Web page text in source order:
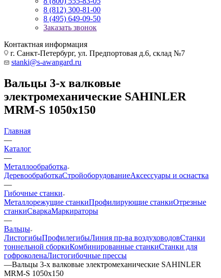
8 (812) 300-81-00
8 (495) 649-09-50
Заказать звонок
Контактная информация
г. Санкт-Петербург, ул. Предпортовая д.6, склад №7
stanki@s-awangard.ru
Вальцы 3-х валковые
электромеханические SAHINLER
MRM-S 1050x150
Главная
—
Каталог
—
Металлообработка
ДеревообработкаСтройоборудованиеАксeccyapы и оснастка
—
Гибочные станки
Металлорежущие станкиПрофилирующие станкиОтрезные
станкиСваркаМаркираторы
—
Вальцы
ЛистогибыПрофилегибыЛиния пр-ва воздуховодовСтанки
тоннельной сборкиКомбинированные станкиСтанки для
гофроколенаЛистогибочные прессы
—Вальцы 3-х валковые электромеханические SAHINLER
MRM-S 1050x150